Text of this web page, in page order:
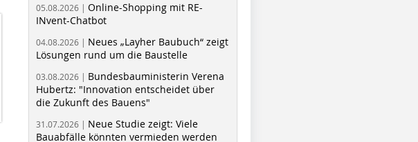
05.08.2026 | Online-Shopping mit RE-
INvent-Chatbot
04.08.2026 | Neues „Layher Baubuch“ zeigt
Lösungen rund um die Baustelle
03.08.2026 | Bundesbauministerin Verena
Hubertz: "Innovation entscheidet über
die Zukunft des Bauens"
31.07.2026 | Neue Studie zeigt: Viele
Bauabfälle könnten vermieden werden